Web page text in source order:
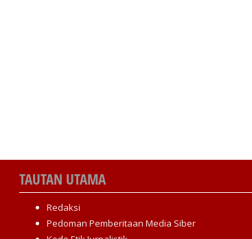
TAUTAN UTAMA
Redaksi
Pedoman Pemberitaan Media Siber